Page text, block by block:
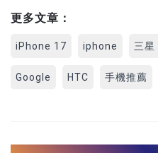
更多文章：
iPhone 17 iphone 三星
Google HTC 手機推薦